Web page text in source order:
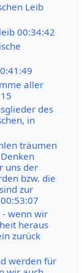
Leib
00:34:42
aller
des
in
träumen
uns der
bzw. die
zur
- wenn wir
heraus
zurück
werden für